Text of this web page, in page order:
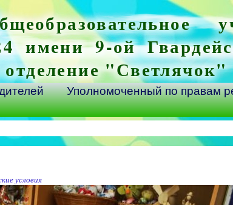
имени 9-ой
"Светлячок"
Уполномоченный по правам
условия